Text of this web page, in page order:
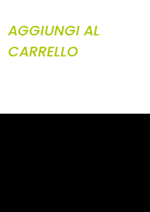
AGGIUNGI AL
CARRELLO